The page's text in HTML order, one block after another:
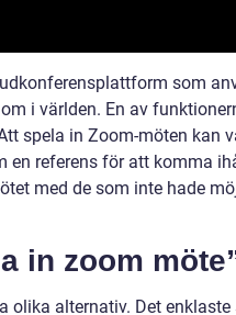
som
i världen. En av
spela in Zoom-möten kan
en referens för att komma
med de som inte hade
in zoom
olika alternativ. Det enklaste